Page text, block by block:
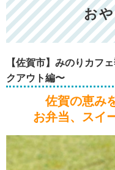
お
【佐賀市】みのりカフ
クアウト編〜
佐賀の恵み
お弁当、スイ